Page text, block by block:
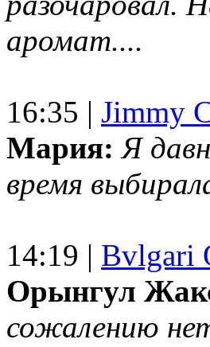
аромат....
16:35 | Jimmy
Мария: Я
время
14:19 | Bvlgari
Орынгул
сожалению